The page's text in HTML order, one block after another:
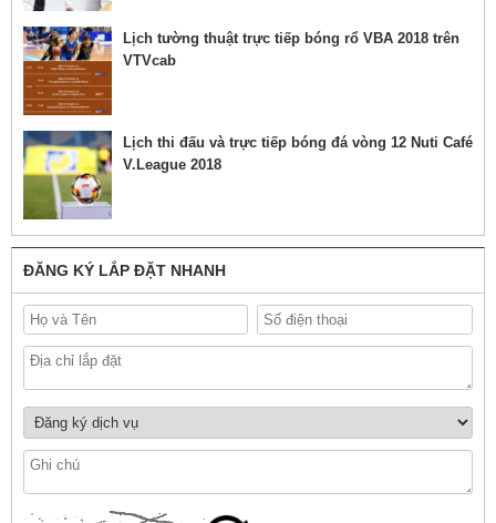
Lịch tường thuật trực tiếp bóng rổ VBA 2018 trên
VTVcab
Lịch thi đấu và trực tiếp bóng đá vòng 12 Nuti Café
V.League 2018
ĐĂNG KÝ LẮP ĐẶT NHANH